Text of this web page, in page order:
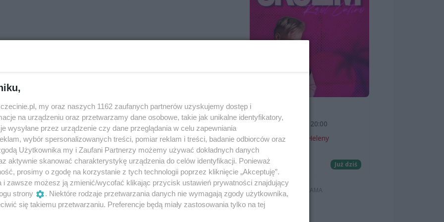
złotych ze słynnej
Łatwoganga i
Cancer Fighters
do szczecińskiego
Dramat w Szczecinie.
Przywiązany do łóżka pies
w pustym mieszkaniu
Puste mieszkanie, a w nim
7 sierpnia 2026, 20:00
Teatr Letni im. Heleny
Majdaniec
Koncerty Już dziś
my oraz naszych 1162 zaufanych partnerów uzyskujemy dostęp i
na urządzeniu oraz przetwarzamy dane osobowe, takie jak unikalne identyfikatory,
wysyłane przez urządzenie czy dane przeglądania w celu zapewniania
wybór spersonalizowanych treści, pomiar reklam i treści, badanie odbiorców oraz
Użytkownika my i Zaufani Partnerzy możemy używać dokładnych danych
aktywnie skanować charakterystykę urządzenia do celów identyfikacji. Ponieważ
prosimy o zgodę na korzystanie z tych technologii poprzez kliknięcie „Akceptuję”.
i zawsze możesz ją zmienić/wycofać klikając przycisk ustawień prywatności znajdujący
strony
. Niektóre rodzaje przetwarzania danych nie wymagają zgody użytkownika,
się takiemu przetwarzaniu. Preferencje będą miały zastosowania tylko na tej